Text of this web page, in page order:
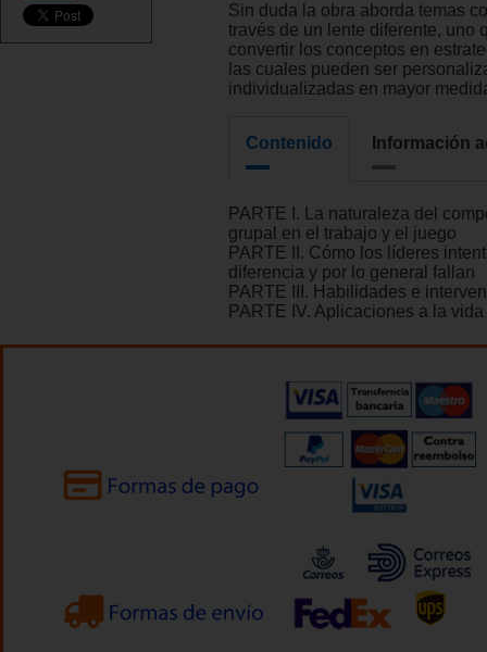
Sin duda la obra aborda temas
través de un lente diferente, uno
convertir los conceptos en
las cuales pueden ser
individualizadas en mayor
Contenido Información
PARTE I. La naturaleza del
grupal en el trabajo y el juego
PARTE II. Cómo los líderes
diferencia y por lo general fallan
PARTE III. Habilidades e
PARTE IV. Aplicaciones a la